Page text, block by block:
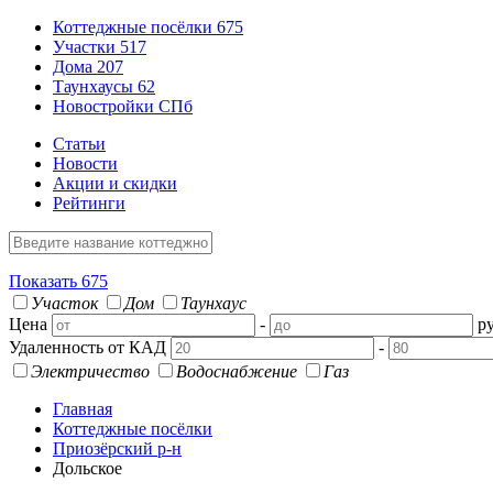
Коттеджные посёлки 675
Участки 517
Дома 207
Таунхаусы 62
Новостройки СПб
Статьи
Новости
Акции и скидки
Рейтинги
Показать 675
Участок
Дом
Таунхаус
Цена
-
Удаленность от КАД
-
Электричество
Водоснабжение
Газ
Главная
Коттеджные посёлки
Приозёрский р-н
Дольское